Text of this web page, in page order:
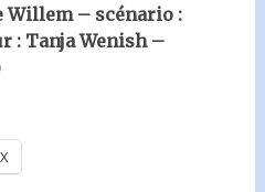
Willem – scénario :
: Tanja Wenish –
X